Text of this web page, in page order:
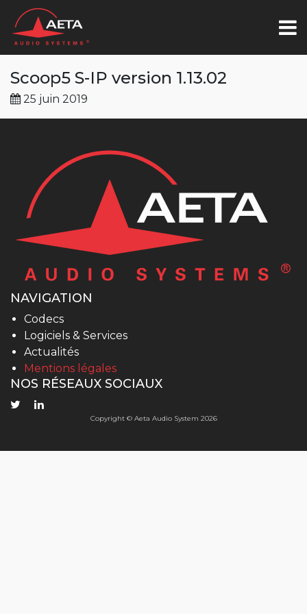
Scoop5 S-IP version 1.13.02
25 juin 2019
NAVIGATION
Codecs
Logiciels & Services
Actualités
Mentions légales
NOS RÉSEAUX SOCIAUX
Copyright © Aeta Audio System 2026